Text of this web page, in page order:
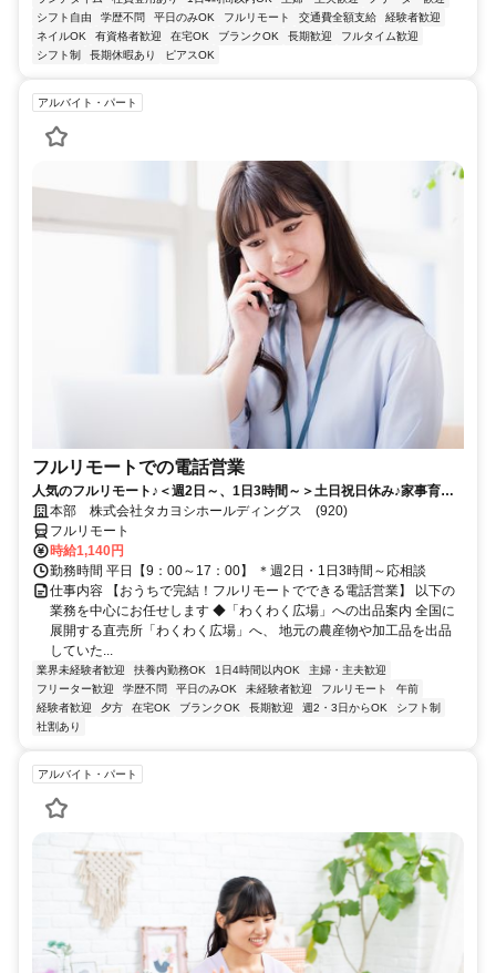
シフト自由
学歴不問 平日のみOK フルリモート 交通費全額支給
経験者歓迎
ネイルOK
有資格者歓迎 在宅OK ブランクOK 長期歓迎
フルタイム歓迎
シフト制
長期休暇あり ピアスOK
アルバイト・パート
フルリモートでの電話営業
人気のフルリモート♪＜週2日～、1日3時間～＞土日祝日休み♪家事育児
との両立◎プライベートも充実★主婦さんも活躍中
本部 株式会社タカヨシホールディングス (920)
フルリモート
時給1,140円
勤務時間 平日【9：00～17：00】 ＊週2日・1日3時間～応相談
仕事内容 【おうちで完結！フルリモートでできる電話営業】 以下の
業務を中心にお任せします ◆「わくわく広場」への出品案内 全国に
展開する直売所「わくわく広場」へ、 地元の農産物や加工品を出品
していた...
業界未経験者歓迎 扶養内勤務OK 1日4時間以内OK
主婦・主夫歓迎
フリーター歓迎
学歴不問 平日のみOK 未経験者歓迎 フルリモート
午前
経験者歓迎
夕方 在宅OK ブランクOK 長期歓迎 週2・3日からOK
シフト制
社割あり
アルバイト・パート